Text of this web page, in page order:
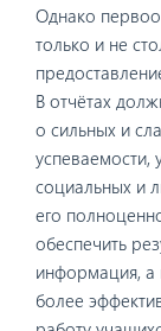
Однако
только и не
В отчётах
о сильных и
успеваемости,
социальных и
его
обеспечить
информация, а
более